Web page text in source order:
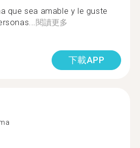
que sea amable y le guste
閱讀更多
下載APP